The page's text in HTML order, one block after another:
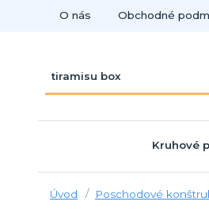
O nás Obchodné
Kruhové
Úvod Poschodové